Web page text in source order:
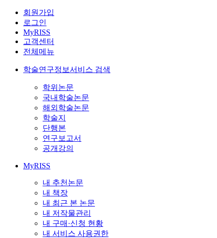
회원가입
로그인
MyRISS
고객센터
전체메뉴
학술연구정보서비스 검색
학위논문
국내학술논문
해외학술논문
학술지
단행본
연구보고서
공개강의
MyRISS
내 추천논문
내 책장
내 최근 본 논문
내 저작물관리
내 구매·신청 현황
내 서비스 사용권한